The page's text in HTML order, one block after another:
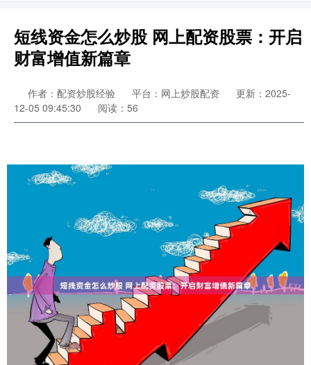
短线资金怎么炒股 网上配资股票：开启
财富增值新篇章
作者：配资炒股经验 平台：网上炒股配资
更新：2025-
12-05 09:45:30
阅读：56